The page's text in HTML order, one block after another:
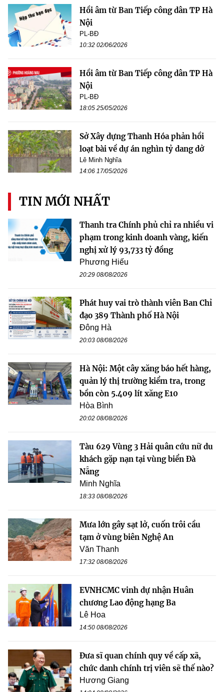
Hồi âm từ Ban Tiếp công dân TP Hà
Nội
PL-BĐ
10:32 02/06/2026
Hồi âm từ Ban Tiếp công dân TP Hà
Nội
PL-BĐ
18:05 25/05/2026
Sở Xây dựng Thanh Hóa phản hồi
loạt bài về dự án nghìn tỷ dang dở
Lê Minh Nghĩa
14:06 17/05/2026
TIN MỚI NHẤT
Thanh tra Chính phủ chỉ ra nhiều vi
phạm trong kinh doanh vàng, kiến
nghị xử lý 93,733 tỷ đồng
Phương Hiếu
20:29 08/08/2026
Phát huy vai trò thành viên Ban Chỉ
đạo 389 Thành phố Hà Nội
Đông Hà
20:03 08/08/2026
Hà Nội: Một cây xăng báo hết hàng,
quản lý thị trường kiểm tra, trong
bồn còn 5.409 lít xăng E10
Hòa Bình
20:02 08/08/2026
Tàu 629 Vùng 3 Hải quân cứu nữ du
khách gặp nạn tại vùng biển Đà
Nẵng
Minh Nghĩa
18:33 08/08/2026
Mưa lớn gây sạt lở, cuốn trôi cầu
tạm ở vùng biên Nghệ An
Văn Thanh
17:32 08/08/2026
EVNHCMC vinh dự nhận Huân
chương Lao động hạng Ba
Lê Hoa
14:50 08/08/2026
Đưa sĩ quan chính quy về cấp xã,
chức danh chính trị viên sẽ thế nào?
Hương Giang